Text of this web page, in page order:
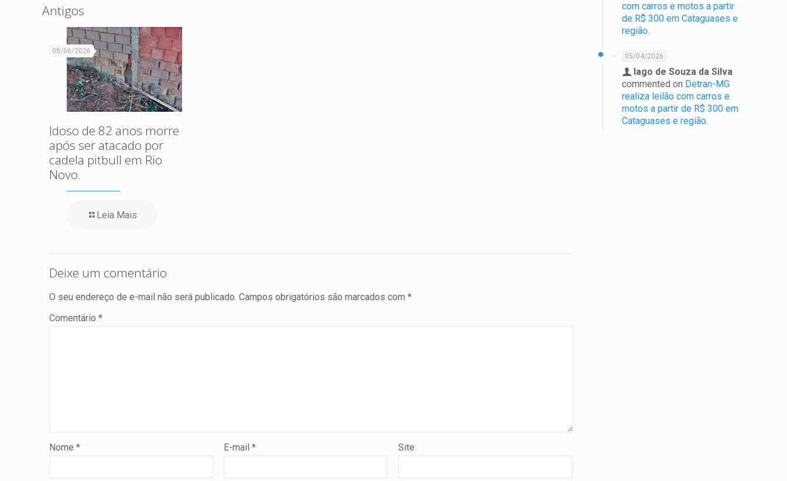
Antigos
08/06/2026
Idoso de 82 anos morre
após ser atacado por
cadela pitbull em Rio
Novo.
Leia Mais
Deixe um comentário
O seu endereço de e-mail não será publicado. Campos obrigatórios são marcados com *
Comentário *
Nome * E-mail* Site
com carros e motos a partir
de R$ 300 em Cataguases e
região.
05/04/2026
Iago de Souza da Silva
commented on Detran-MG
realiza leilão com carros e
motos a partir de R$ 300 em
Cataguases e região.